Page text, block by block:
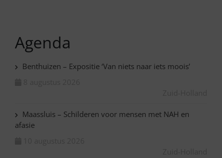
Agenda
Benthuizen – Expositie ‘Van niets naar iets moois’
Maassluis – Schilderen voor mensen met NAH en
afasie